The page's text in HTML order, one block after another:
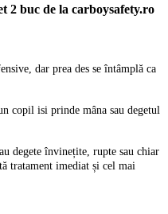
2 buc de la carboysafety.ro
dar prea des se întâmplă ca
copil isi prinde mâna sau degetul
degete învinețite, rupte sau chiar
tratament imediat și cel mai